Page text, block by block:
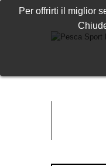
Per offrirti il miglior